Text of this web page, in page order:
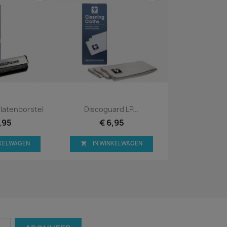
Snel bekijken
Discoguard LP...
€ 6,95
 IN WINKELWAGEN